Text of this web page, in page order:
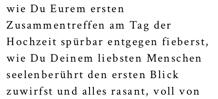
wie Du Eurem ersten
Zusammentreffen am Tag der
Hochzeit spürbar entgegen fieberst,
wie Du Deinem liebsten Menschen
seelenberührt den ersten Blick
zuwirfst und alles rasant, voll von